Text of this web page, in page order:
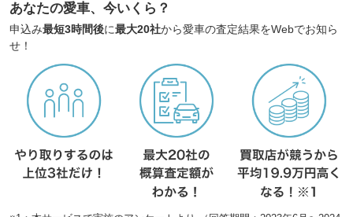
あなたの愛車、今いくら？
申込み最短3時間後に最大20社から愛車の査定結果をWebでお知ら
せ！